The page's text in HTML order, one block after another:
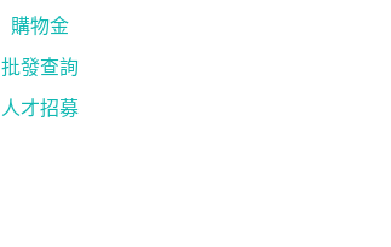
購物金
批發查詢
人才招募